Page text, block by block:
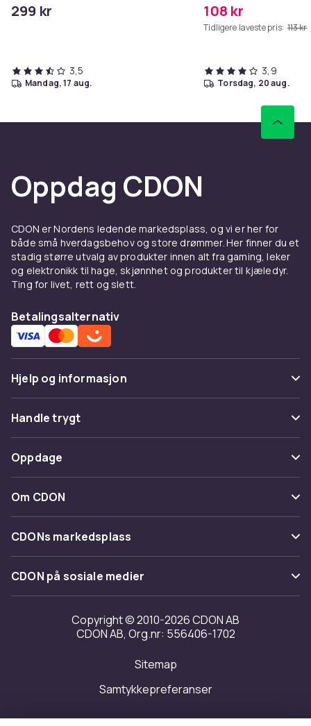
299 kr
3,5
mandag, 17 aug.
108 kr
Tidligere laveste pris: 113 kr
3,9
torsdag, 20 aug.
Oppdag CDON
CDON er Nordens ledende markedsplass, og vi er her for
både små hverdagsbehov og store drømmer. Her finner du et
stadig større utvalg av produkter innen alt fra gaming, leker
og elektronikk til hage, skjønnhet og produkter til kjæledyr.
Ting for livet, rett og slett.
Betalingsalternativ
Hjelp og informasjon
Vanlige spørsmål
Spor pakke
Angre & returner her
Kontakt oss
Handle trygt
Betaling
Levering
Tilbakekallinger
Oppdage
Kategorier
Varemerker
Om CDON
Om oss
Kundeanmeldelser
Jobbe på CDON
Investor relations
Tilgjengelighet
CDONs markedsplass
Merchant Help Center
CDON på sosiale medier
Copyright © 2010-2026 CDON AB
CDON AB, Org.nr: 556406-1702
Sitemap
Samtykkepreferanser